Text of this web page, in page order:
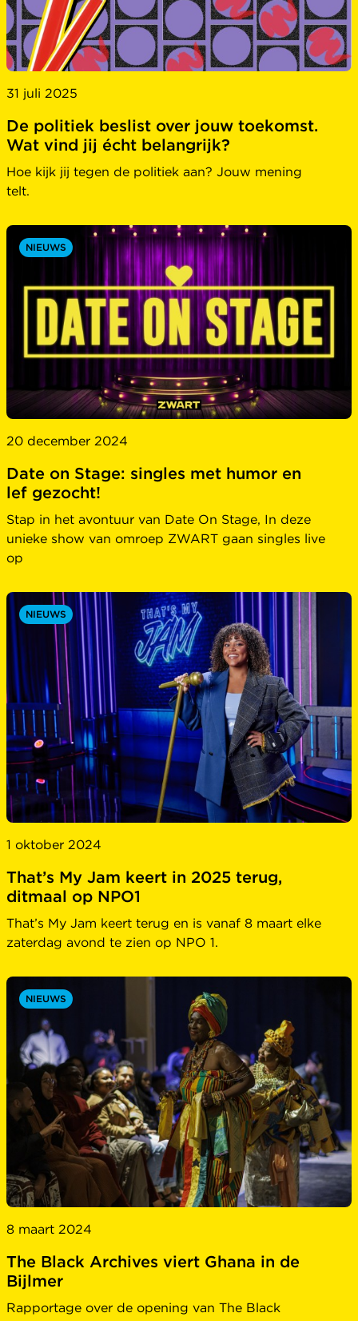
31 juli 2025
De politiek beslist over jouw toekomst.
Wat vind jij écht belangrijk?
Hoe kijk jij tegen de politiek aan? Jouw mening
telt.
NIEUWS
20 december 2024
Date on Stage: singles met humor en
lef gezocht!
Stap in het avontuur van Date On Stage, In deze
unieke show van omroep ZWART gaan singles live
op
NIEUWS
1 oktober 2024
That’s My Jam keert in 2025 terug,
ditmaal op NPO1
That’s My Jam keert terug en is vanaf 8 maart elke
zaterdag avond te zien op NPO 1.
NIEUWS
8 maart 2024
The Black Archives viert Ghana in de
Bijlmer
Rapportage over de opening van The Black